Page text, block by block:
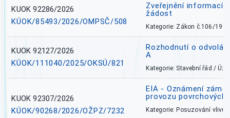
KUOK 92286/2026
KÚOK/85493/2026/OMPSČ/508
Zveřejnění informací
žádost
Kategorie: Zákon č.106/1999
KUOK 92127/2026
KÚOK/111040/2025/OKSÚ/821
Rozhodnutí o
A
Kategorie: Stavební řád /
KUOK 92307/2026
KÚOK/90268/2026/OŽPZ/7232
EIA - Oznámení
provozu povrchových
Kategorie: Posuzování vlivů